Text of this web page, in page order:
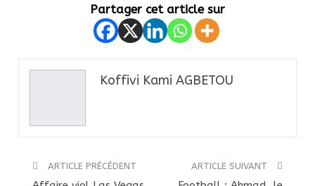
Partager cet article sur
Koffivi Kami AGBETOU
ARTICLE PRÉCÉDENT ARTICLE SUIVANT